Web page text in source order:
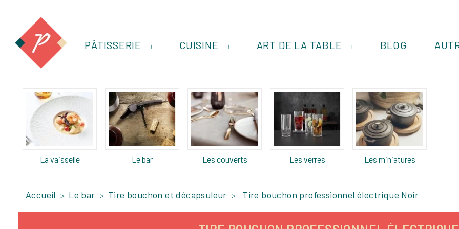
+
PÂTISSERIE +
CUISINE +
ART DE LA TABLE BLOG
La vaisselle Le bar Les couverts Les verres Les miniatures
Accueil Le bar Tire bouchon et décapsuleur Tire bouchon professionnel électrique Noir